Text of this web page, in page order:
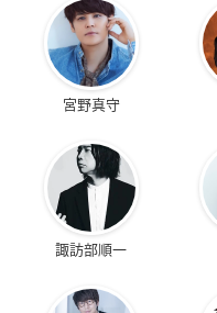
宮野真守
諏訪部順一